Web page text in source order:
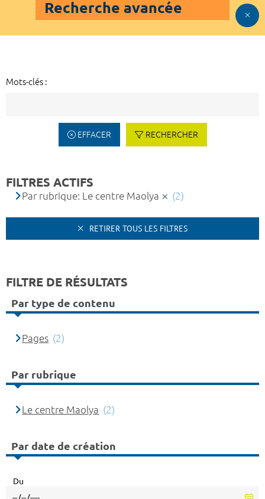
Recherche avancée
Mots-clés :
EFFACER RECHERCHER
FILTRES ACTIFS
Par rubrique: Le centre Maolya (2)
RETIRER TOUS LES FILTRES
FILTRE DE RÉSULTATS
Par type de contenu
Pages (2)
Par rubrique
Le centre Maolya (2)
Par date de création
Du